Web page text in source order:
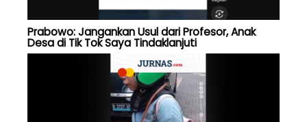
Prabowo: Jangankan Usul dari Profesor, Anak
Desa di Tik Tok Saya Tindaklanjuti